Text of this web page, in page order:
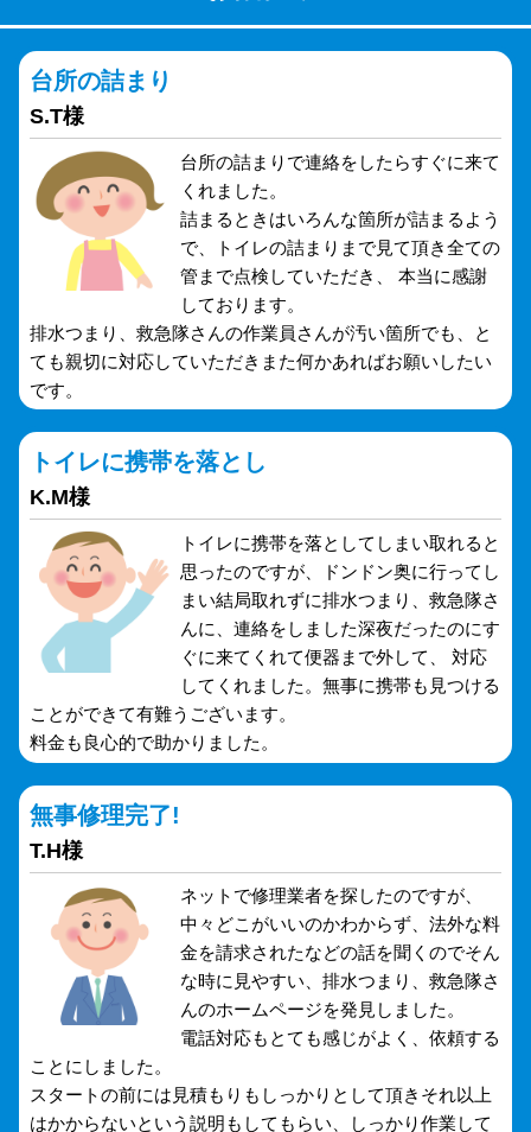
台所の詰まり
S.T様
台所の詰まりで連絡をしたらすぐに来て
くれました。
詰まるときはいろんな箇所が詰まるよう
で、トイレの詰まりまで見て頂き全ての
管まで点検していただき、 本当に感謝
しております。
排水つまり、救急隊さんの作業員さんが汚い箇所でも、と
ても親切に対応していただきまた何かあればお願いしたい
です。
トイレに携帯を落とし
K.M様
トイレに携帯を落としてしまい取れると
思ったのですが、ドンドン奥に行ってし
まい結局取れずに排水つまり、救急隊さ
んに、連絡をしました深夜だったのにす
ぐに来てくれて便器まで外して、 対応
してくれました。無事に携帯も見つける
ことができて有難うございます。
料金も良心的で助かりました。
無事修理完了!
T.H様
ネットで修理業者を探したのですが、
中々どこがいいのかわからず、法外な料
金を請求されたなどの話を聞くのでそん
な時に見やすい、排水つまり、救急隊さ
んのホームページを発見しました。
電話対応もとても感じがよく、依頼する
ことにしました。
スタートの前には見積もりもしっかりとして頂きそれ以上
はかからないという説明もしてもらい、しっかり作業して